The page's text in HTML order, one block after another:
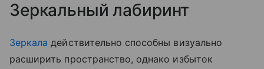
Зеркальный лабиринт
Зеркала действительно способны визуально
расширить пространство, однако избыток